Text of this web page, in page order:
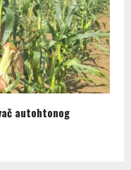
autohtonog